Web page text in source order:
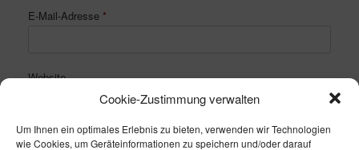
Cookie-Zustimmung verwalten
Um Ihnen ein optimales Erlebnis zu bieten, verwenden wir Technologien
wie Cookies, um Geräteinformationen zu speichern und/oder darauf
E-Mail-Adresse *
Website